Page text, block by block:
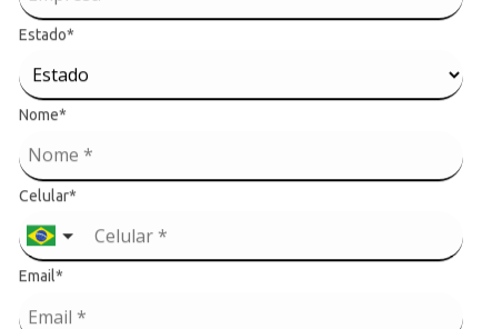
Estado*
Nome*
Celular*
Email*
Produtos Relacionados
LANÇAMENTO
Linha Baby
Tartaruga Rosa
Linha Baby